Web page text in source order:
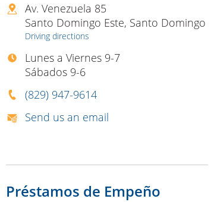
Av. Venezuela 85
Santo Domingo Este, Santo Domingo
Driving directions
Lunes a Viernes 9-7
Sábados 9-6
(829) 947-9614
Send us an email
Préstamos de Empeño